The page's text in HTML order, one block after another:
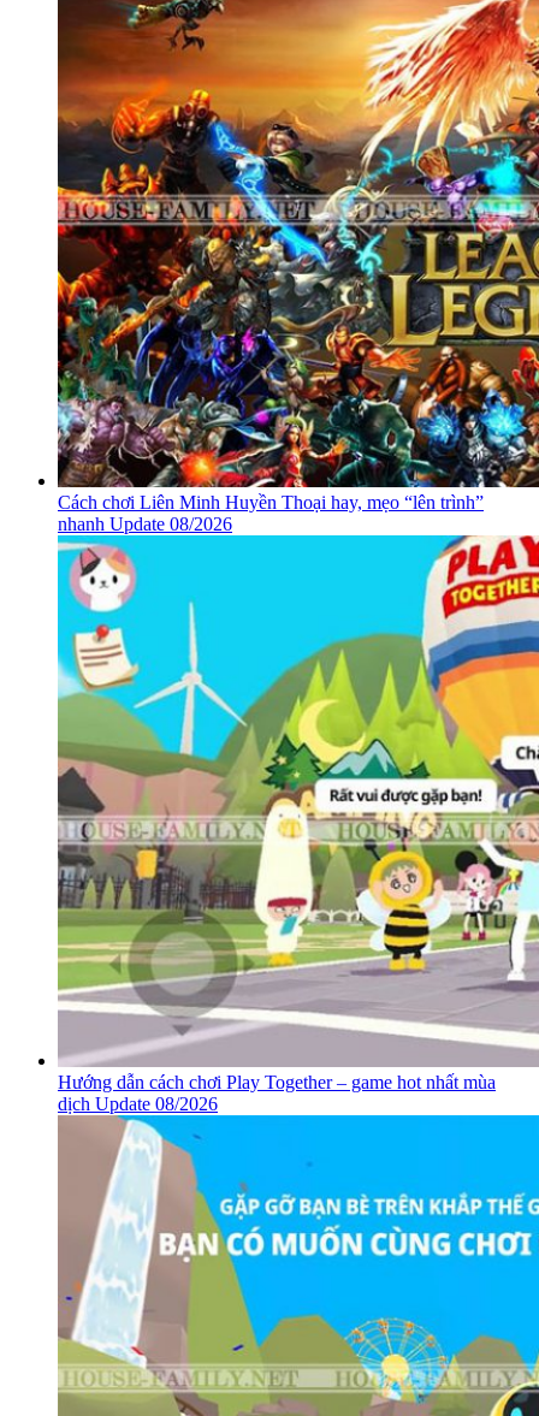
Cách chơi Liên Minh Huyền Thoại hay, mẹo “lên trình”
nhanh Update 08/2026
Hướng dẫn cách chơi Play Together – game hot nhất mùa
dịch Update 08/2026